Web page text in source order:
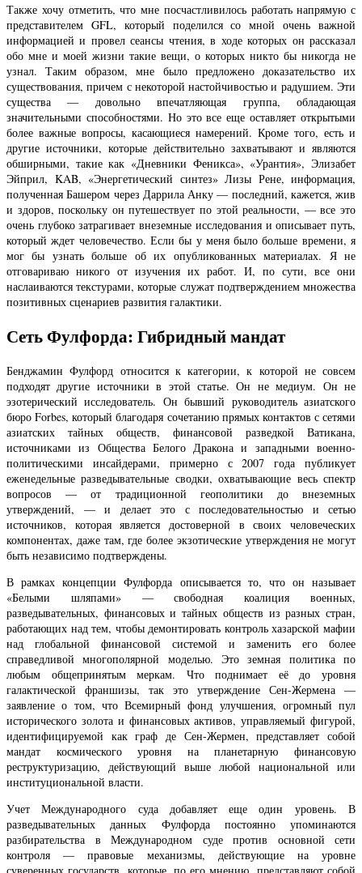
Также хочу отметить, что мне посчастливилось работать напрямую с
представителем GFL, который поделился со мной очень важной
информацией и провел сеансы чтения, в ходе которых он рассказал
обо мне и моей жизни такие вещи, о которых никто бы никогда не
узнал. Таким образом, мне было предложено доказательство их
существования, причем с некоторой настойчивостью и радушием. Эти
существа — довольно впечатляющая группа, обладающая
значительными способностями. Но это все еще оставляет открытыми
более важные вопросы, касающиеся намерений. Кроме того, есть и
другие источники, которые действительно захватывают и являются
обширными, такие как «Дневники Феникса», «Урантия», Элизабет
Эйприл, KAB, «Энергетический синтез» Лизы Рене, информация,
полученная Башером через Даррила Анку — последний, кажется, жив
и здоров, поскольку он путешествует по этой реальности, — все это
очень глубоко затрагивает внеземные исследования и описывает путь,
который ждет человечество. Если бы у меня было больше времени, я
мог бы узнать больше об их опубликованных материалах. Я не
отговариваю никого от изучения их работ. И, по сути, все они
наслаиваются текстурами, которые служат подтверждением множества
позитивных сценариев развития галактики.
Сеть Фулфорда: Гибридный мандат
Бенджамин Фулфорд относится к категории, к которой не совсем
подходят другие источники в этой статье. Он не медиум. Он не
эзотерический исследователь. Он бывший руководитель азиатского
бюро Forbes, который благодаря сочетанию прямых контактов с сетями
азиатских тайных обществ, финансовой разведкой Ватикана,
источниками из Общества Белого Дракона и западными военно-
политическими инсайдерами, примерно с 2007 года публикует
еженедельные разведывательные сводки, охватывающие весь спектр
вопросов — от традиционной геополитики до внеземных
утверждений, — и делает это с последовательностью и сетью
источников, которая является достоверной в своих человеческих
компонентах, даже там, где более экзотические утверждения не могут
быть независимо подтверждены.
В рамках концепции Фулфорда описывается то, что он называет
«Белыми шляпами» — свободная коалиция военных,
разведывательных, финансовых и тайных обществ из разных стран,
работающих над тем, чтобы демонтировать контроль хазарской мафии
над глобальной финансовой системой и заменить его более
справедливой многополярной моделью. Это земная политика по
любым общепринятым меркам. Что поднимает её до уровня
галактической франшизы, так это утверждение Сен-Жермена —
заявление о том, что Всемирный фонд улучшения, огромный пул
исторического золота и финансовых активов, управляемый фигурой,
идентифицируемой как граф де Сен-Жермен, представляет собой
мандат космического уровня на планетарную финансовую
реструктуризацию, действующий выше любой национальной или
институциональной власти.
Учет Международного суда добавляет еще один уровень. В
разведывательных данных Фулфорда постоянно упоминаются
разбирательства в Международном суде против основной сети
контроля — правовые механизмы, действующие на уровне